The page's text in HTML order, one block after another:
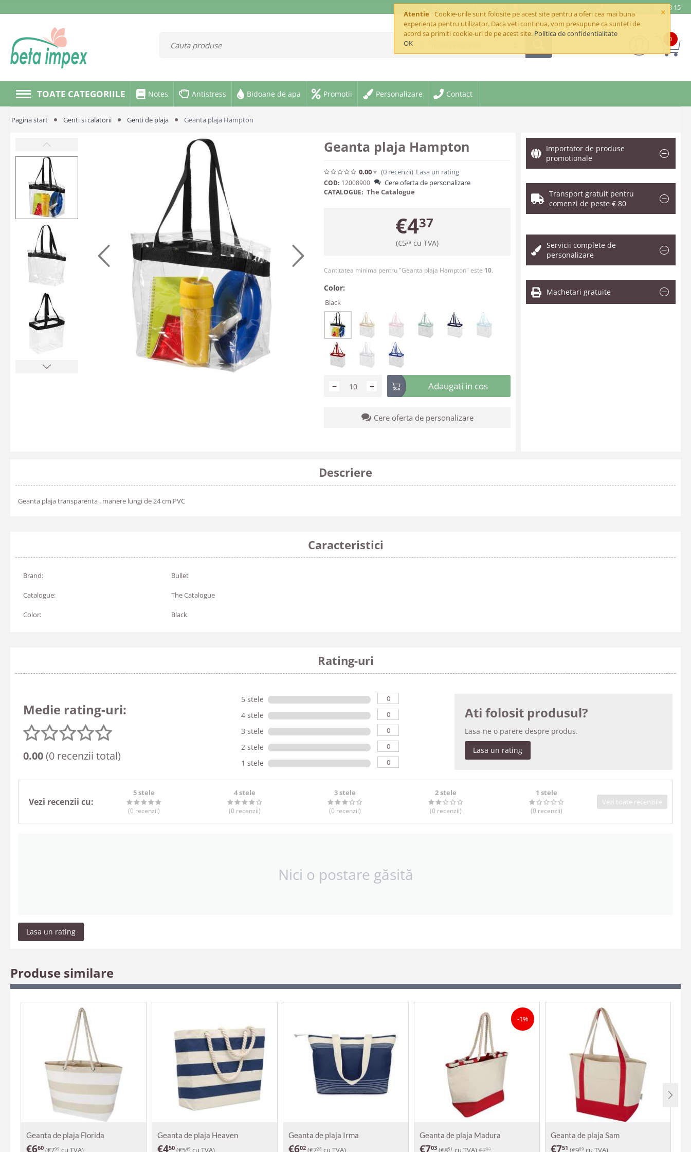
×
Atentie
Cookie-urile sunt folosite pe acest site pentru a oferi cea mai buna
experienta pentru utilizator. Daca veti continua, vom presupune ca sunteti de
acord sa primiti cookie-uri de pe acest site. Politica de confidentialitate
OK
office@betaimpex.ro Mobil: +40 722 287 335 Telefon: +40 21 320 03 15
0
TOATE CATEGORIILE Notes Antistress Bidoane de apa Promotii Personalizare Contact
Pagina start Genti si calatorii Genti de plaja Geanta plaja Hampton
Geanta plaja Hampton
0.00 (0 recenzii) Lasa un rating
COD: 12008900 Cere oferta de personalizare
CATALOGUE: The Catalogue
€437
(€529 cu TVA)
Cantitatea minima pentru "Geanta plaja Hampton" este 10.
Color:
Black
+
− Adaugati in cos
Cere oferta de personalizare
Importator de produse
promotionale
Transport gratuit pentru
comenzi de peste € 80
Servicii complete de
personalizare
Machetari gratuite
Descriere
Geanta plaja transparenta . manere lungi de 24 cm.PVC
Caracteristici
Brand: Bullet
Catalogue: The Catalogue
Color: Black
Rating-uri
Medie rating-uri:
0.00(0 recenzii total)
5 stele 0
4 stele 0
3 stele 0
2 stele 0
1 stele 0
Ati folosit produsul?
Lasa-ne o parere despre produs.
Lasa un rating
Vezi recenzii cu:
5 stele
(0 recenzii)
4 stele
(0 recenzii)
3 stele
(0 recenzii)
2 stele
(0 recenzii)
1 stele
(0 recenzii)
Vezi toate recenziile
Nici o postare găsită
Lasa un rating
Produse similare
Geanta de plaja Florida
€660 (€799 cu TVA)
Geanta de plaja Heaven
€450 (€545 cu TVA)
Geanta de plaja Irma
€602 (€728 cu TVA)
-1%
Geanta de plaja Madura
€703 (€851 cu TVA)€709
Geanta de plaja Sam
€751 (€909 cu TVA)